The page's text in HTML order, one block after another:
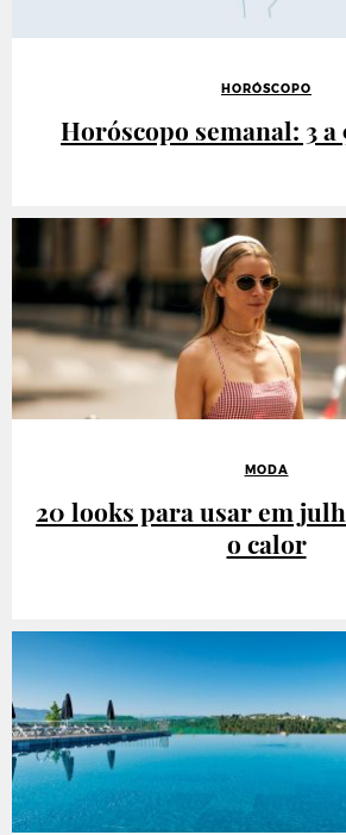
HORÓSCOPO
Horóscopo semanal: 3 a
MODA
20 looks para usar em
o calor